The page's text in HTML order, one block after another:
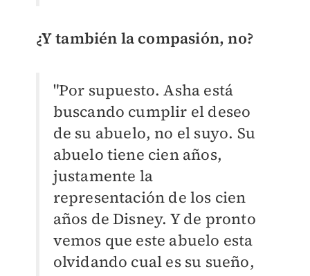
¿Y también la compasión, no?
"Por supuesto. Asha está
buscando cumplir el deseo
de su abuelo, no el suyo. Su
abuelo tiene cien años,
justamente la
representación de los cien
años de Disney. Y de pronto
vemos que este abuelo esta
olvidando cual es su sueño,